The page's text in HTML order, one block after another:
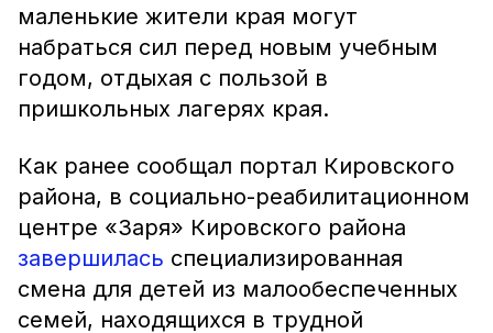
маленькие жители края могут
набраться сил перед новым учебным
годом, отдыхая с пользой в
пришкольных лагерях края.
Как ранее сообщал портал Кировского
района, в социально-реабилитационном
центре «Заря» Кировского района
завершилась специализированная
смена для детей из малообеспеченных
семей, находящихся в трудной